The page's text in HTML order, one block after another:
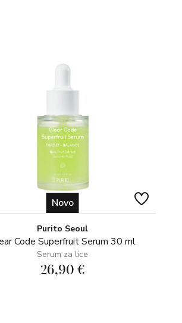
Novo
Purito Seoul
Code Superfruit Serum 30 ml
Serum za lice
26,90 €